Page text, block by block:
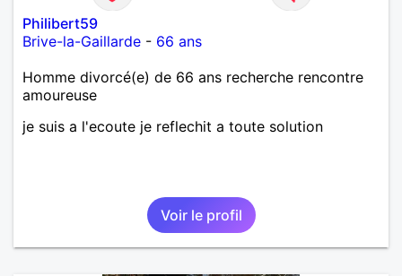
Philibert59
Brive-la-Gaillarde - 66 ans
Homme divorcé(e) de 66 ans recherche rencontre
amoureuse
je suis a l'ecoute je reflechit a toute solution
Voir le profil